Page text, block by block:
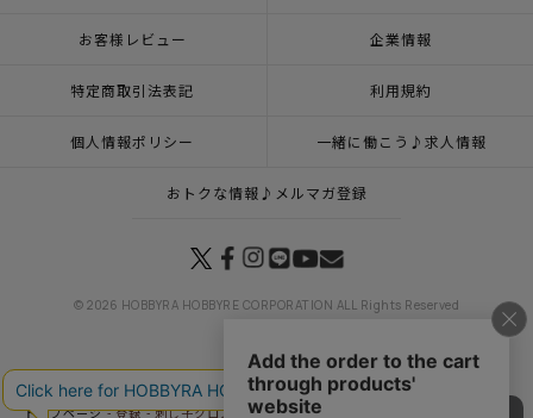
お客様レビュー 企業情報
特定商取引法表記 利用規約
個人情報ポリシー 一緒に働こう♪求人情報
おトクな情報♪メルマガ登録
© 2026 HOBBYRA HOBBYRE CORPORATION ALL Rights Reserved
トップページ 登録 刺し子クロス あじさい日和セット